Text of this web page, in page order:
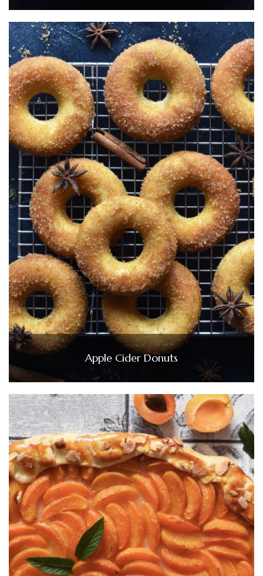
Apple Cider Donuts